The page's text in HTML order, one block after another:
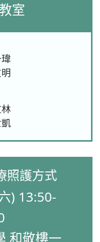
室
照護方式
) 13:50-
和敬樓一